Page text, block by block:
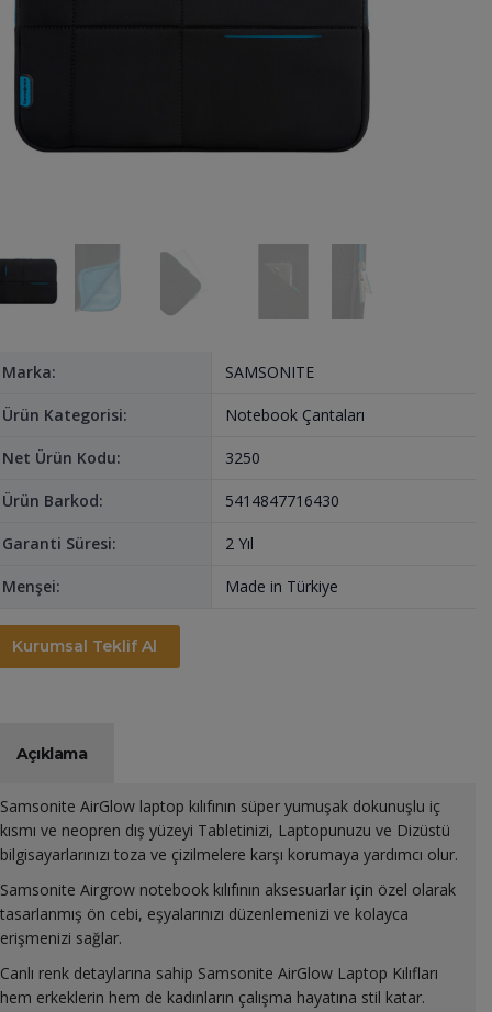
Marka: SAMSONITE
Ürün Kategorisi: Notebook Çantaları
Net Ürün Kodu: 3250
Ürün Barkod: 5414847716430
Garanti Süresi: 2 Yıl
Menşei: Made in Türkiye
Kurumsal Teklif Al
Açıklama
Samsonite AirGlow laptop kılıfının süper yumuşak dokunuşlu iç
kısmı ve neopren dış yüzeyi Tabletinizi, Laptopunuzu ve Dizüstü
bilgisayarlarınızı toza ve çizilmelere karşı korumaya yardımcı olur.
Samsonite Airgrow notebook kılıfının aksesuarlar için özel olarak
tasarlanmış ön cebi, eşyalarınızı düzenlemenizi ve kolayca
erişmenizi sağlar.
Canlı renk detaylarına sahip Samsonite AirGlow Laptop Kılıfları
hem erkeklerin hem de kadınların çalışma hayatına stil katar.